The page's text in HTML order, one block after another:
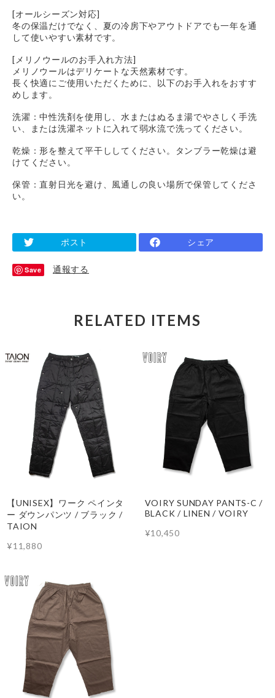
[オールシーズン対応]
冬の保温だけでなく、夏の冷房下やアウトドアでも一年を通
して使いやすい素材です。
[メリノウールのお手入れ方法]
メリノウールはデリケートな天然素材です。
長く快適にご使用いただくために、以下のお手入れをおすす
めします。
洗濯：中性洗剤を使用し、水またはぬるま湯でやさしく手洗
い、または洗濯ネットに入れて弱水流で洗ってください。
乾燥：形を整えて平干ししてください。タンブラー乾燥は避
けてください。
保管：直射日光を避け、風通しの良い場所で保管してくださ
い。
ポスト シェア
Save 通報する
RELATED ITEMS
【UNISEX】ワーク ペインタ
ー ダウンパンツ / ブラック /
TAION
¥11,880
VOIRY SUNDAY PANTS-C /
BLACK / LINEN / VOIRY
¥10,450